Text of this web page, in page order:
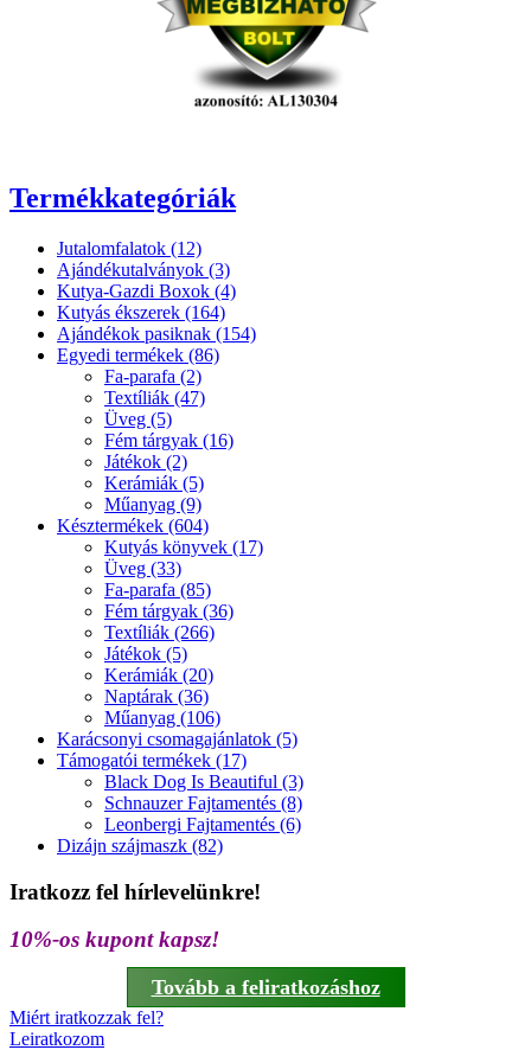
Termékkategóriák
Jutalomfalatok (12)
Ajándékutalványok (3)
Kutya-Gazdi Boxok (4)
Kutyás ékszerek (164)
Ajándékok pasiknak (154)
Egyedi termékek (86)
Fa-parafa (2)
Textíliák (47)
Üveg (5)
Fém tárgyak (16)
Játékok (2)
Kerámiák (5)
Műanyag (9)
Késztermékek (604)
Kutyás könyvek (17)
Üveg (33)
Fa-parafa (85)
Fém tárgyak (36)
Textíliák (266)
Játékok (5)
Kerámiák (20)
Naptárak (36)
Műanyag (106)
Karácsonyi csomagajánlatok (5)
Támogatói termékek (17)
Black Dog Is Beautiful (3)
Schnauzer Fajtamentés (8)
Leonbergi Fajtamentés (6)
Dizájn szájmaszk (82)
Iratkozz fel hírlevelünkre!
10%-os kupont kapsz!
Tovább a feliratkozáshoz
Miért iratkozzak fel?
Leiratkozom